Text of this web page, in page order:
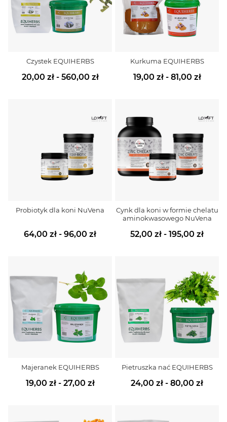
Czystek EQUIHERBS
20,00 zł - 560,00 zł
Kurkuma EQUIHERBS
19,00 zł - 81,00 zł
Probiotyk dla koni NuVena
64,00 zł - 96,00 zł
Cynk dla koni w formie chelatu
aminokwasowego NuVena
52,00 zł - 195,00 zł
Majeranek EQUIHERBS
19,00 zł - 27,00 zł
Pietruszka nać EQUIHERBS
24,00 zł - 80,00 zł